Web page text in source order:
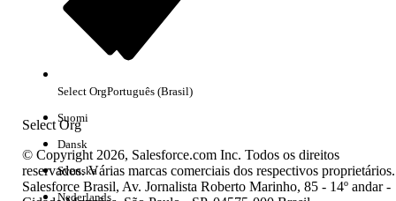
Sem resultados
Select Org
Select OrgPortuguês (Brasil)
Suomi
Dansk
Svenska
Nederlands
© Copyright 2026, Salesforce.com Inc. Todos os direitos
reservados. Várias marcas comerciais dos respectivos proprietários.
Salesforce Brasil, Av. Jornalista Roberto Marinho, 85 - 14º andar -